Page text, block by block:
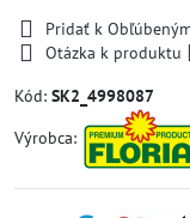
Pridať k
Otázka k produktu
Kód: SK2_4998087
Výrobca: